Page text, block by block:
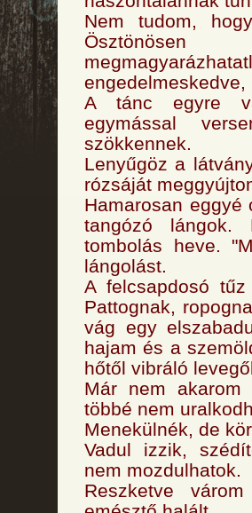
Nem tudom,
A tánc egyre
egymással
szökkennek.
Lenyűgöz a
rózsáját
Hamarosan
tangózó lángok.
tombolás heve.
lángolást.
A felcsapdosó
Pattognak,
vág egy
hajam és a
hőtől vibráló
Már nem
többé nem
Menekülnék, de
Vadul izzik,
nem mozdulhatok.
Reszketve